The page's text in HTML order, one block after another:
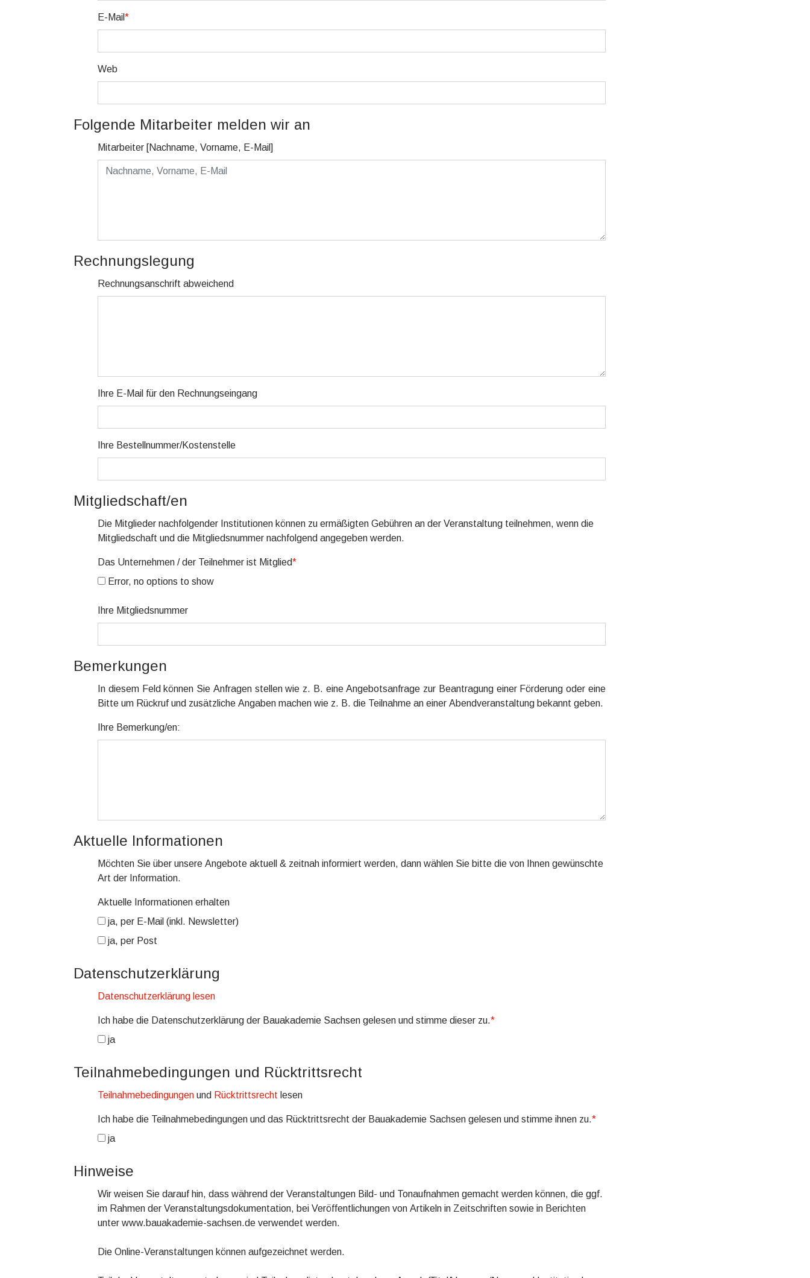
E-Mail*
Web
Folgende Mitarbeiter melden wir an
Mitarbeiter [Nachname, Vorname, E-Mail]
Rechnungslegung
Rechnungsanschrift abweichend
Ihre E-Mail für den Rechnungseingang
Ihre Bestellnummer/Kostenstelle
Mitgliedschaft/en
Die Mitglieder nachfolgender Institutionen können zu ermäßigten Gebühren an der Veranstaltung teilnehmen, wenn die
Mitgliedschaft und die Mitgliedsnummer nachfolgend angegeben werden.
Das Unternehmen / der Teilnehmer ist Mitglied*
Error, no options to show
Ihre Mitgliedsnummer
Bemerkungen
In diesem Feld können Sie Anfragen stellen wie z. B. eine Angebotsanfrage zur Beantragung einer Förderung oder eine
Bitte um Rückruf und zusätzliche Angaben machen wie z. B. die Teilnahme an einer Abendveranstaltung bekannt geben.
Ihre Bemerkung/en:
Aktuelle Informationen
Möchten Sie über unsere Angebote aktuell & zeitnah informiert werden, dann wählen Sie bitte die von Ihnen gewünschte
Art der Information.
Aktuelle Informationen erhalten
ja, per E-Mail (inkl. Newsletter)
ja, per Post
Datenschutzerklärung
Datenschutzerklärung lesen
Ich habe die Datenschutzerklärung der Bauakademie Sachsen gelesen und stimme dieser zu.*
ja
Teilnahmebedingungen und Rücktrittsrecht
Teilnahmebedingungen und Rücktrittsrecht lesen
Ich habe die Teilnahmebedingungen und das Rücktrittsrecht der Bauakademie Sachsen gelesen und stimme ihnen zu.*
ja
Hinweise
Wir weisen Sie darauf hin, dass während der Veranstaltungen Bild- und Tonaufnahmen gemacht werden können, die ggf.
im Rahmen der Veranstaltungsdokumentation, bei Veröffentlichungen von Artikeln in Zeitschriften sowie in Berichten
unter www.bauakademie-sachsen.de verwendet werden.
Die Online-Veranstaltungen können aufgezeichnet werden.